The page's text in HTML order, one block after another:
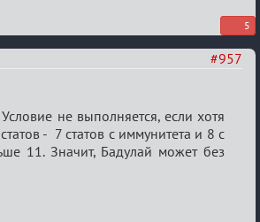
5
#957
не выполняется, если хотя
- 7 статов с иммунитета и 8 с
11. Значит, Бадулай может без